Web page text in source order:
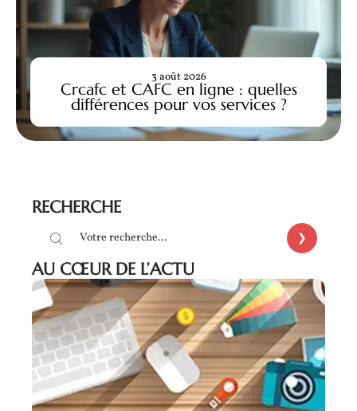
Crcafc et CAFC en ligne : quelles
différences pour vos services ?
3 août 2026
RECHERCHE
AU CŒUR DE L’ACTU